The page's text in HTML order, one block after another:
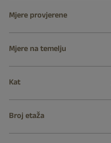
Mjere provjerene
Mjere na temelju
Kat
Broj etaža